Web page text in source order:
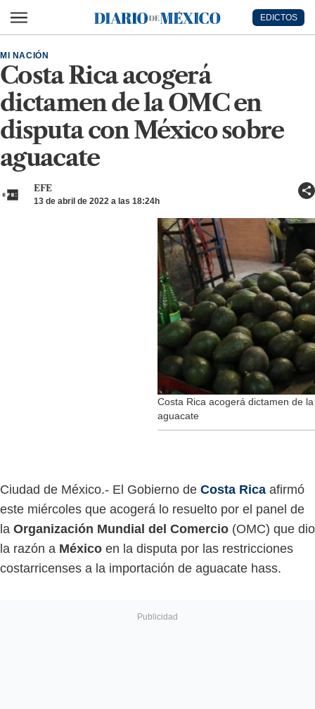
Diario de México
EDICTOS
Costa Rica acogerá
dictamen de la OMC en
disputa con México sobre
aguacate
MI NACIÓN
EFE
13 de abril de 2022 a las 18:24h
Costa Rica acogerá dictamen de
aguacate
Ciudad de México.- El Gobierno de Costa Rica afirmó
este miércoles que acogerá lo resuelto por el panel de
la Organización Mundial del Comercio (OMC) que dio
la razón a México en la disputa por las restricciones
costarricenses a la importación de aguacate hass.